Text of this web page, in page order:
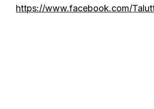
https://www.facebook.com/